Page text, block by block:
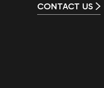
CONTACT US